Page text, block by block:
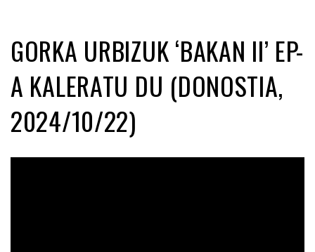
GORKA URBIZUK ‘BAKAN II’ EP-
A KALERATU DU (DONOSTIA,
2024/10/22)